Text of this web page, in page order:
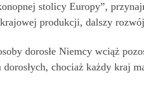
stolicy Europy”,
produkcji, dalszy
dorosłe Niemcy wciąż
chociaż każdy kraj